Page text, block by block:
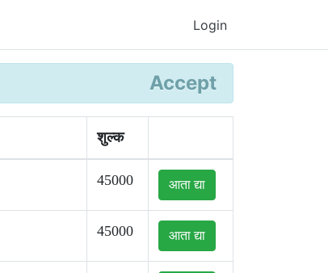
Login
Accept
शुल्क
45000 आता द्या
45000 आता द्या